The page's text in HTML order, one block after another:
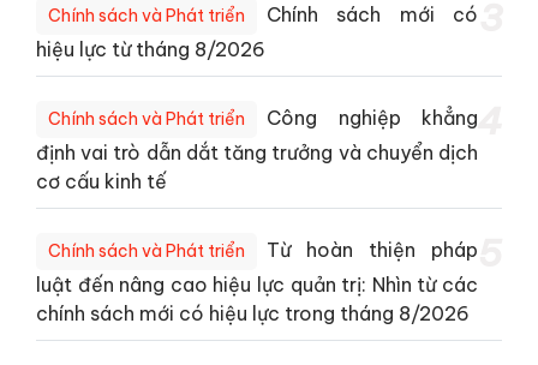
Chính sách và Phát triển
Chính sách mới có
hiệu lực từ tháng 8/2026
Chính sách và Phát triển
Công nghiệp khẳng
định vai trò dẫn dắt tăng trưởng và chuyển dịch
cơ cấu kinh tế
Chính sách và Phát triển
Từ hoàn thiện pháp
luật đến nâng cao hiệu lực quản trị: Nhìn từ các
chính sách mới có hiệu lực trong tháng 8/2026